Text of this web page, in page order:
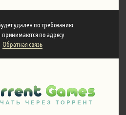
удален по требованию
принимаются по адресу
Обратная связь